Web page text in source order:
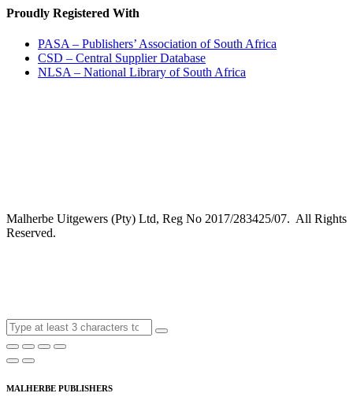
Proudly Registered With
PASA – Publishers’ Association of South Africa
CSD – Central Supplier Database
NLSA – National Library of South Africa
Malherbe Uitgewers (Pty) Ltd, Reg No 2017/283425/07. All Rights
Reserved.
MALHERBE PUBLISHERS